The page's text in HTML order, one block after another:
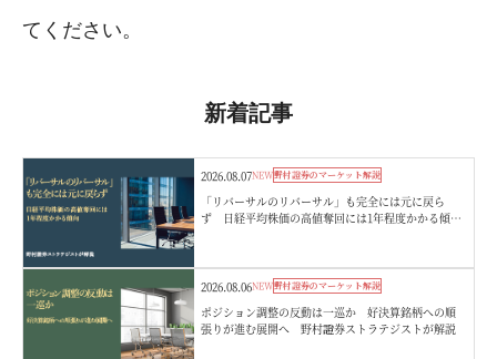
てください。
新着記事
2026.08.07NEW野村證券のマーケット解説
「リバーサルのリバーサル」も完全には元に戻ら
ず 日経平均株価の高値奪回には1年程度かかる傾
2026.08.06NEW野村證券のマーケット解説
ポジション調整の反動は一巡か 好決算銘柄への順
張りが進む展開へ 野村證券ストラテジストが解説